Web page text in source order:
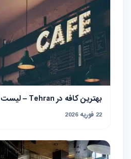
بهترین کافه در Tehran – لیست کامل
22 فوریه 2026